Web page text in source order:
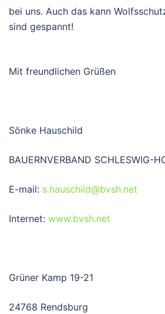
bei uns. Auch das kann
sind gespannt!
Mit freundlichen Grüßen
Sönke Hauschild
BAUERNVERBAND SCHLESWIG-
E-mail: s.hauschild@bvsh.net
Internet: www.bvsh.net
Grüner Kamp 19-21
24768 Rendsburg